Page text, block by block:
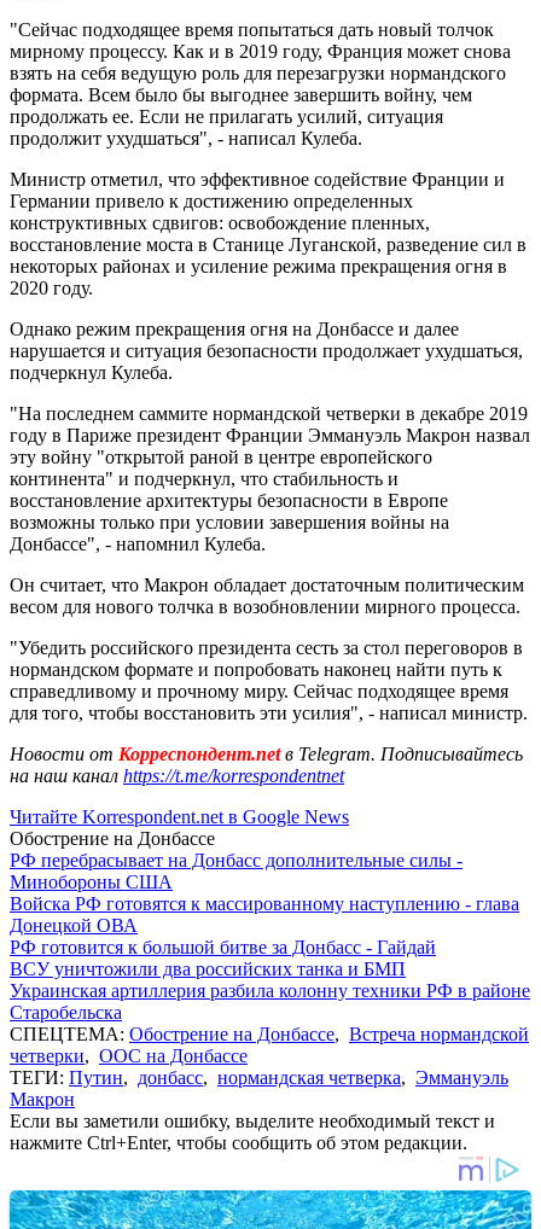
"Сейчас подходящее время попытаться дать новый толчок
мирному процессу. Как и в 2019 году, Франция может снова
взять на себя ведущую роль для перезагрузки нормандского
формата. Всем было бы выгоднее завершить войну, чем
продолжать ее. Если не прилагать усилий, ситуация
продолжит ухудшаться", - написал Кулеба.
Министр отметил, что эффективное содействие Франции и
Германии привело к достижению определенных
конструктивных сдвигов: освобождение пленных,
восстановление моста в Станице Луганской, разведение сил в
некоторых районах и усиление режима прекращения огня в
2020 году.
Однако режим прекращения огня на Донбассе и далее
нарушается и ситуация безопасности продолжает ухудшаться,
подчеркнул Кулеба.
"На последнем саммите нормандской четверки в декабре 2019
году в Париже президент Франции Эммануэль Макрон назвал
эту войну "открытой раной в центре европейского
континента" и подчеркнул, что стабильность и
восстановление архитектуры безопасности в Европе
возможны только при условии завершения войны на
Донбассе", - напомнил Кулеба.
Он считает, что Макрон обладает достаточным политическим
весом для нового толчка в возобновлении мирного процесса.
"Убедить российского президента сесть за стол переговоров в
нормандском формате и попробовать наконец найти путь к
справедливому и прочному миру. Сейчас подходящее время
для того, чтобы восстановить эти усилия", - написал министр.
Новости от Корреспондент.netв Telegram. Подписывайтесь
на наш канал https://t.me/korrespondentnet
Читайте Korrespondent.net в Google News
Обострение на Донбассе
РФ перебрасывает на Донбасс дополнительные силы -
Минобороны США
Войска РФ готовятся к массированному наступлению - глава
Донецкой ОВА
РФ готовится к большой битве за Донбасс - Гайдай
ВСУ уничтожили два российских танка и БМП
Украинская артиллерия разбила колонну техники РФ в районе
Старобельска
СПЕЦТЕМА: Обострение на Донбассе, Встреча нормандской
четверки, ООС на Донбассе
ТЕГИ: Путин, донбасс, нормандская четверка, Эммануэль
Макрон
Если вы заметили ошибку, выделите необходимый текст и
нажмите Ctrl+Enter, чтобы сообщить об этом редакции.